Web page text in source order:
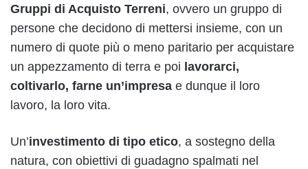
Gruppi di Acquisto Terreni, ovvero un gruppo di
persone che decidono di mettersi insieme, con un
numero di quote più o meno paritario per acquistare
un appezzamento di terra e poi lavorarci,
coltivarlo, farne un’impresa e dunque il loro
lavoro, la loro vita.
Un’investimento di tipo etico, a sostegno della
natura, con obiettivi di guadagno spalmati nel